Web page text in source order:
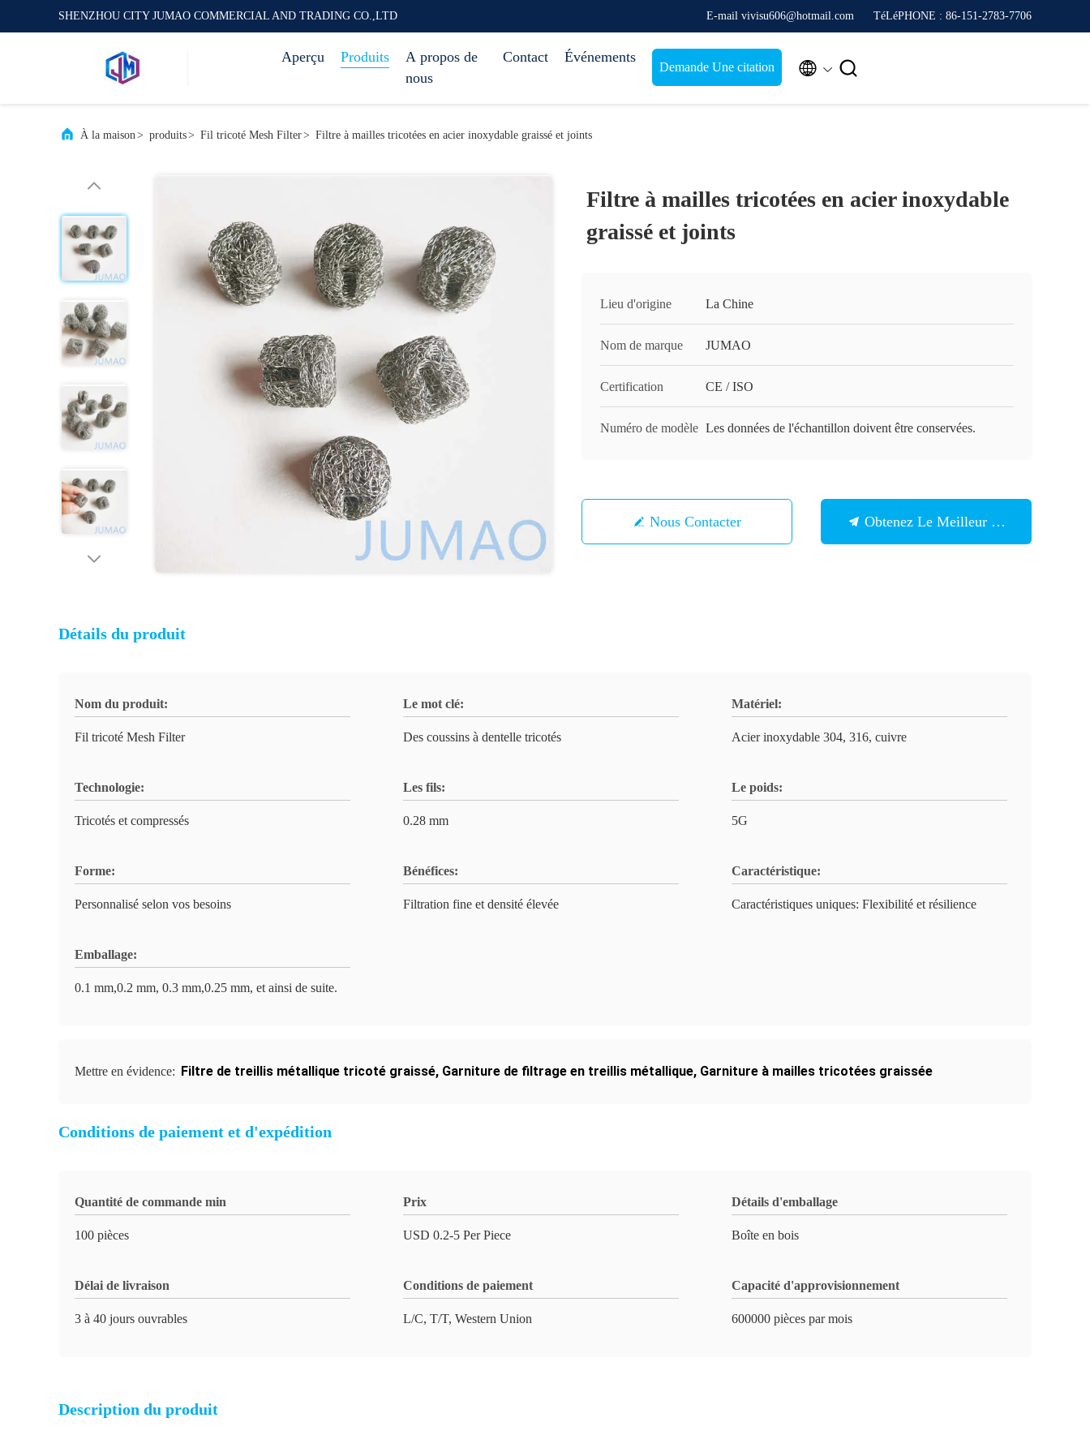
SHENZHOU CITY JUMAO COMMERCIAL AND TRADING CO.,LTD E-mail vivisu606@hotmail.com TéLéPHONE : 86-151-2783-7706
Aperçu Produits
A propos de
nous
Contact Événements
Demande Une citation  
À la maison> produits> Fil tricoté Mesh Filter> Filtre à mailles tricotées en acier inoxydable graissé et joints
Filtre à mailles tricotées en acier inoxydable
graissé et joints
Lieu d'origine La Chine
Nom de marque JUMAO
Certification CE / ISO
Numéro de modèle Les données de l'échantillon doivent être conservées.
Nous Contacter Obtenez Le Meilleur Prix
Détails du produit
Nom du produit:
Fil tricoté Mesh Filter
Le mot clé:
Des coussins à dentelle tricotés
Matériel:
Acier inoxydable 304, 316, cuivre
Technologie:
Tricotés et compressés
Les fils:
0.28 mm
Le poids:
5G
Forme:
Personnalisé selon vos besoins
Bénéfices:
Filtration fine et densité élevée
Caractéristique:
Caractéristiques uniques: Flexibilité et résilience
Emballage:
0.1 mm,0.2 mm, 0.3 mm,0.25 mm, et ainsi de suite.
Mettre en évidence: Filtre de treillis métallique tricoté graissé, Garniture de filtrage en treillis métallique, Garniture à mailles tricotées graissée
Conditions de paiement et d'expédition
Quantité de commande min
100 pièces
Prix
USD 0.2-5 Per Piece
Détails d'emballage
Boîte en bois
Délai de livraison
3 à 40 jours ouvrables
Conditions de paiement
L/C, T/T, Western Union
Capacité d'approvisionnement
600000 pièces par mois
Description du produit